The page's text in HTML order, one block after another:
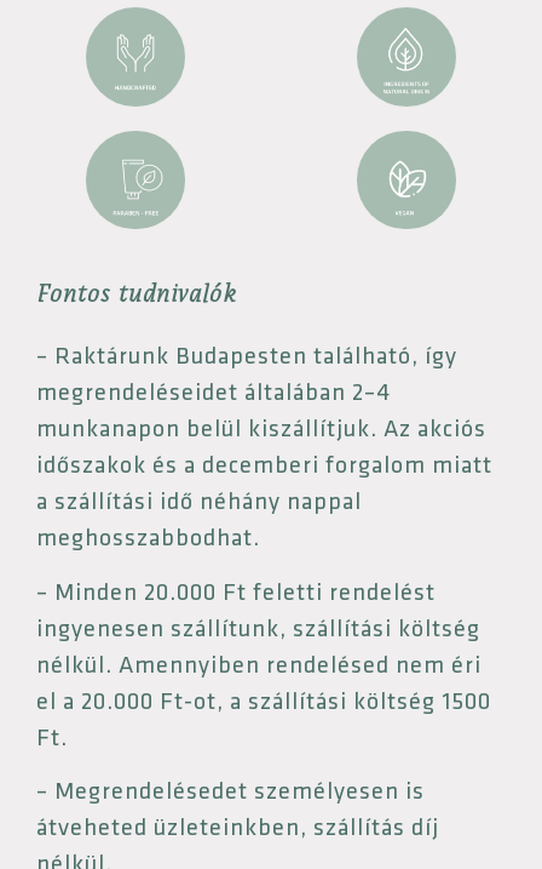
Fontos tudnivalók
– Raktárunk Budapesten található, így
megrendeléseidet általában 2–4
munkanapon belül kiszállítjuk. Az akciós
időszakok és a decemberi forgalom miatt
a szállítási idő néhány nappal
meghosszabbodhat.
– Minden 20.000 Ft feletti rendelést
ingyenesen szállítunk, szállítási költség
nélkül. Amennyiben rendelésed nem éri
el a 20.000 Ft-ot, a szállítási költség 1500
Ft.
– Megrendelésedet személyesen is
átveheted üzleteinkben, szállítás díj